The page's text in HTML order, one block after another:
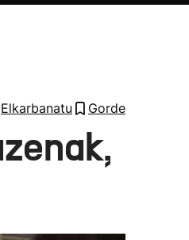
Azken berriak
Elkarbanatu Gorde